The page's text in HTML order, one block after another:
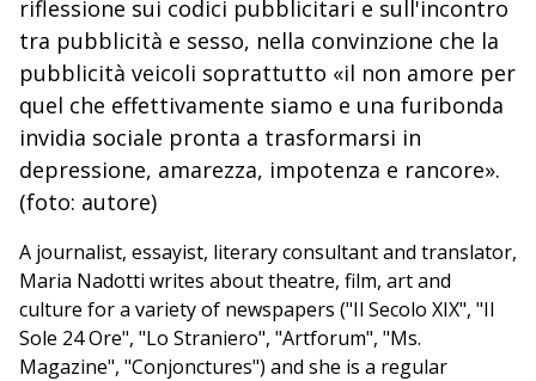
riflessione sui codici pubblicitari e sull'incontro
tra pubblicità e sesso, nella convinzione che la
pubblicità veicoli soprattutto «il non amore per
quel che effettivamente siamo e una furibonda
invidia sociale pronta a trasformarsi in
depressione, amarezza, impotenza e rancore».
(foto: autore)
A journalist, essayist, literary consultant and translator,
Maria Nadotti writes about theatre, film, art and
culture for a variety of newspapers ("Il Secolo XIX", "Il
Sole 24 Ore", "Lo Straniero", "Artforum", "Ms.
Magazine", "Conjonctures") and she is a regular